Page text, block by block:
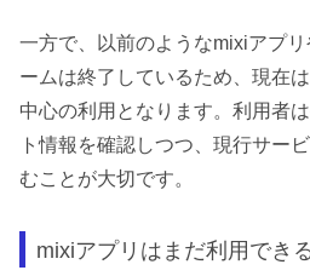
一方で、以前のようなmixiアプ
ームは終了しているため、現在
中心の利用となります。利用者
ト情報を確認しつつ、現行サー
むことが大切です。
mixiアプリはまだ利用でき